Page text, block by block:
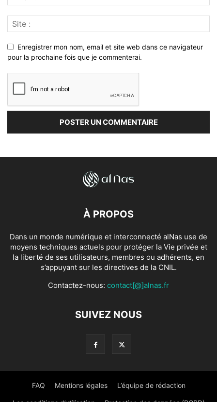
Enregistrer mon nom, email et site web dans ce navigateur
pour la prochaine fois que je commenterai.
À PROPOS
Dans un monde numérique et interconnecté alNas use de
moyens techniques actuels pour protéger la Vie privée et
la liberté de ses utilisateurs, membres ou adhérents, en
s’appuyant sur les directives de la CNIL.
Contactez-nous: contact[@]alnas.fr
SUIVEZ NOUS
FAQ Mentions légales L’équipe de rédaction